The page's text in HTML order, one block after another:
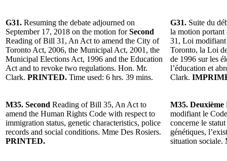
G31. Resuming the debate adjourned on
September 17, 2018 on the motion forSecond
Reading of Bill 31, An Act to amend the City of
Toronto Act, 2006, the Municipal Act, 2001, the
Municipal Elections Act, 1996 and the Education
Act and to revoke two regulations. Hon. Mr.
Clark. PRINTED. Time used: 6 hrs. 39 mins.
G31. Suite du
la motion portant
31, Loi modifiant
Toronto, la Loi
de 1996 sur les
l’éducation et
Clark.
M35. Second Reading of Bill 35, An Act to
amend the Human Rights Code with respect to
immigration status, genetic characteristics, police
records and social conditions. Mme Des Rosiers.
PRINTED.
M35. Deuxième
modifiant le
concerne le
génétiques,
situation sociale.